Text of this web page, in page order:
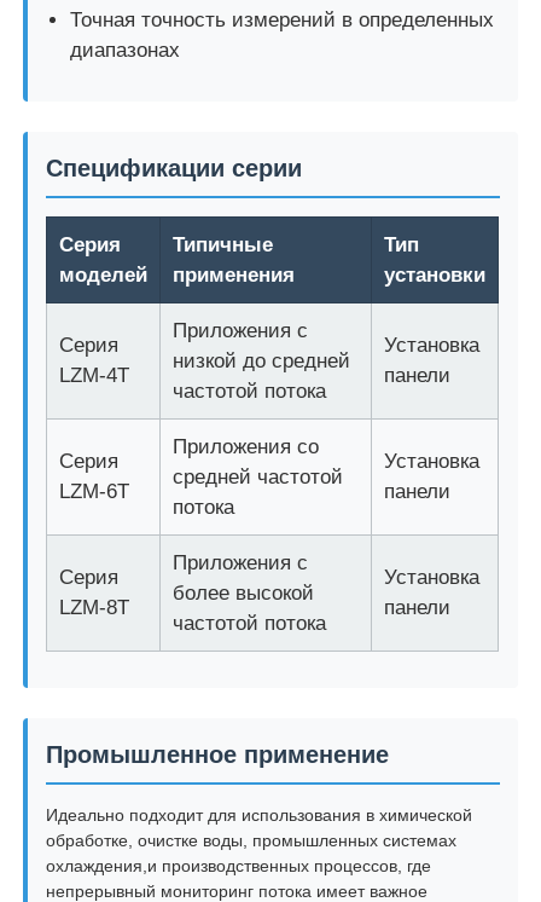
Главная страница
Продукция
Ролики
О Компании
контроль качества
контактные данные
Точная точность измерений в определенных
диапазонах
Спецификации серии
Серия
моделей
Типичные
применения
Тип
установки
Серия
LZM-4T
Приложения с
низкой до средней
частотой потока
Установка
панели
Серия
LZM-6T
Приложения со
средней частотой
потока
Установка
панели
Серия
LZM-8T
Приложения с
более высокой
частотой потока
Установка
панели
Промышленное применение
Идеально подходит для использования в химической
обработке, очистке воды, промышленных системах
охлаждения,и производственных процессов, где
непрерывный мониторинг потока имеет важное